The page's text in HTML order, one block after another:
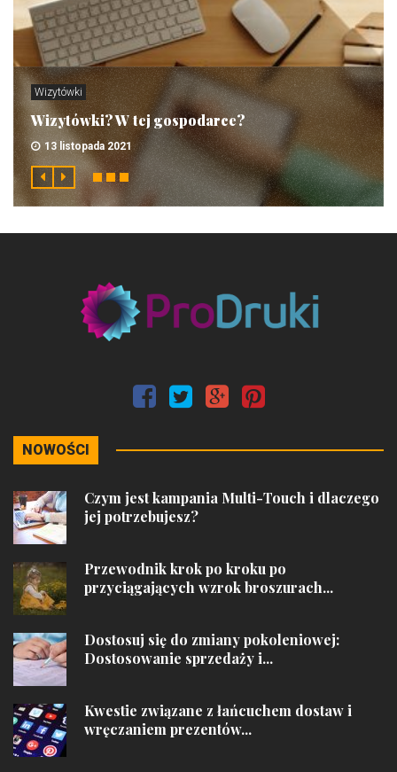
Wizytówki
Wizytówki? W tej gospodarce?
13 listopada 2021
NOWOŚCI
Czym jest kampania Multi-Touch i dlaczego
jej potrzebujesz?
Przewodnik krok po kroku po
przyciągających wzrok broszurach...
Dostosuj się do zmiany pokoleniowej:
Dostosowanie sprzedaży i...
Kwestie związane z łańcuchem dostaw i
wręczaniem prezentów...